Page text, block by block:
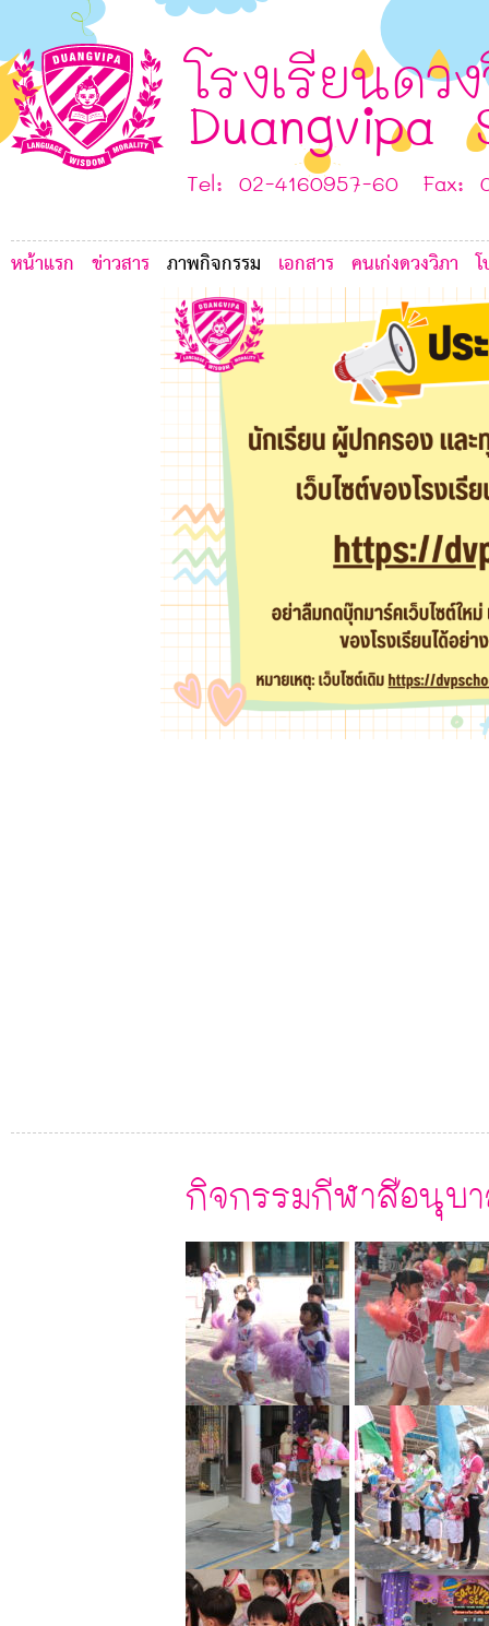
โรงเรียนดว
Duangvipa
Tel: 02-4160957-60 Fax:
หน้าแรก ข่าวสาร ภาพกิจกรรม เอกสาร คนเก่งดวงวิภา
กิจกรรมกีฬาสีอนุบ
A